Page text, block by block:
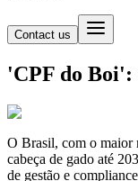
Contact us
'CPF do Boi':
O Brasil, com o maior
cabeça de gado até
de gestão e